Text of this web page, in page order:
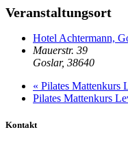
Veranstaltungsort
Hotel Achtermann,
Mauerstr. 39
Goslar, 38640
« Pilates Mattenkurs
Pilates Mattenkurs
Kontakt